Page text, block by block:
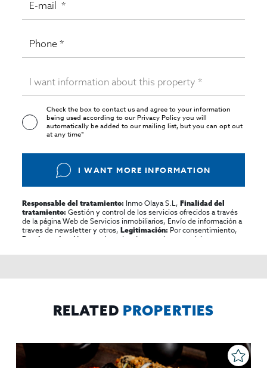
Check the box to contact us and agree to your information
being used according to ourPrivacy Policyyou will
automatically be added to our mailing list, but you can opt out
at any time*
I WANT MORE INFORMATION
Responsable del tratamiento: Inmo Olaya S.L,Finalidad del
tratamiento: Gestión y control de los servicios ofrecidos a través
de la página Web de Servicios inmobiliarios, Envío de información a
traves de newsletter y otros,Legitimación: Por consentimiento,
Destinatarios:
No se cederan los datos, salvo para elaborar
rectificar y suprimir los datos, solicitar la portabilidad de los
RELATED PROPERTIES